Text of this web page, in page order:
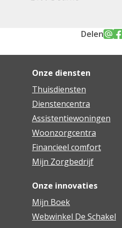
Delen
Onze diensten
Thuisdiensten
Dienstencentra
Assistentiewoningen
Woonzorgcentra
Financieel comfort
Mijn Zorgbedrijf
Onze innovaties
Mijn Boek
Webwinkel De Schakel